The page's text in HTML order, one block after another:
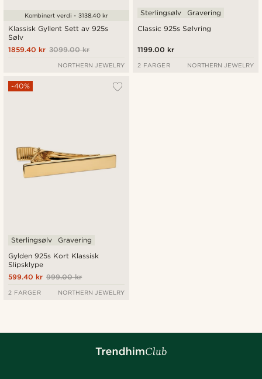
Klassisk Gyllent Sett av 925s
Sølv
3099.00 kr
1859.40 kr
Kombinert verdi - 3138.40 kr
NORTHERN JEWELRY
Classic 925s Sølvring
Sterlingsølv Gravering
1199.00 kr
2 FARGER NORTHERN JEWELRY
Gylden 925s Kort Klassisk
Slipsklype
-40%
Sterlingsølv Gravering
999.00 kr
599.40 kr
2 FARGER NORTHERN JEWELRY